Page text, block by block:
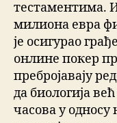
тестаментима.
милиона евра
је осигурао
онлине покер
пребројавају
да биологија
часова у односу